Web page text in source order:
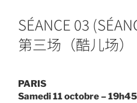
SÉANCE 03
第三场（酷儿场）
PARIS
Samedi 11 octobre –